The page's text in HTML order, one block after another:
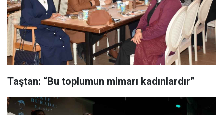
Taştan: “Bu toplumun mimarı kadınlardır”